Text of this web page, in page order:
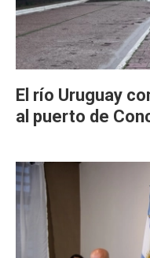
El río Uruguay
al puerto de